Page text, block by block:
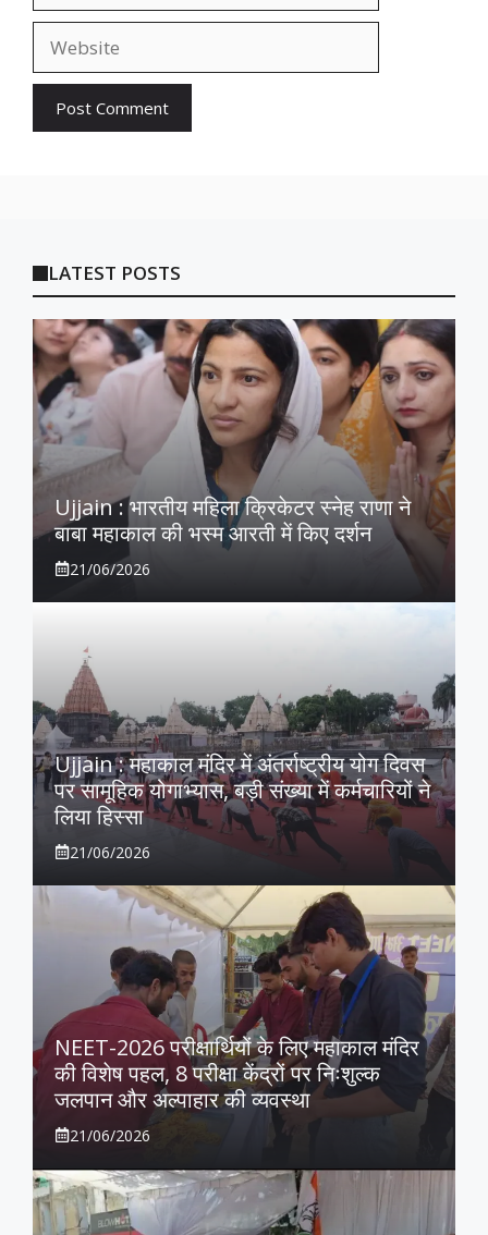
LATEST POSTS
Ujjain : भारतीय महिला क्रिकेटर स्नेह राणा ने
बाबा महाकाल की भस्म आरती में किए दर्शन
21/06/2026
Ujjain : महाकाल मंदिर में अंतर्राष्ट्रीय योग दिवस
पर सामूहिक योगाभ्यास, बड़ी संख्या में कर्मचारियों ने
लिया हिस्सा
21/06/2026
NEET-2026 परीक्षार्थियों के लिए महाकाल मंदिर
की विशेष पहल, 8 परीक्षा केंद्रों पर निःशुल्क
जलपान और अल्पाहार की व्यवस्था
21/06/2026